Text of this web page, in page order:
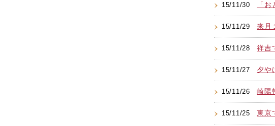
15/11/30 「
15/11/29来月
15/11/28祥吉
15/11/27 夕や
15/11/26崎陽
15/11/25 東京